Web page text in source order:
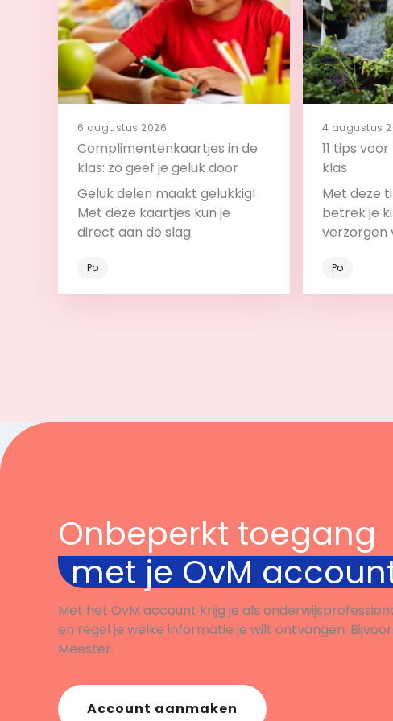
6 augustus 2026
Complimentenkaartjes in de
klas: zo geef je geluk door
Geluk delen maakt gelukkig!
Met deze kaartjes kun je
direct aan de slag.
Po
4 augustus
11 tips
klas
Met deze
betrek je
verzorgen
Po
Onbeperkt toegang
met je OvM
Met het OvM account krijg je als
en regel je welke informatie je wilt ontvangen.
Meester.
Account aanmaken